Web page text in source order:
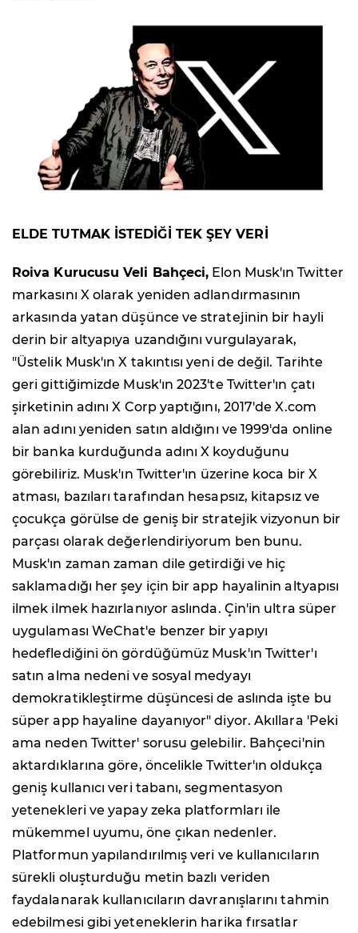
ELDE TUTMAK İSTEDİĞİ TEK ŞEY VERİ
Roiva Kurucusu Veli Bahçeci, Elon Musk'ın Twitter
markasını X olarak yeniden adlandırmasının
arkasında yatan düşünce ve stratejinin bir hayli
derin bir altyapıya uzandığını vurgulayarak,
"Üstelik Musk'ın X takıntısı yeni de değil. Tarihte
geri gittiğimizde Musk'ın 2023'te Twitter'ın çatı
şirketinin adını X Corp yaptığını, 2017'de X.com
alan adını yeniden satın aldığını ve 1999'da online
bir banka kurduğunda adını X koyduğunu
görebiliriz. Musk'ın Twitter'ın üzerine koca bir X
atması, bazıları tarafından hesapsız, kitapsız ve
çocukça görülse de geniş bir stratejik vizyonun bir
parçası olarak değerlendiriyorum ben bunu.
Musk'ın zaman zaman dile getirdiği ve hiç
saklamadığı her şey için bir app hayalinin altyapısı
ilmek ilmek hazırlanıyor aslında. Çin'in ultra süper
uygulaması WeChat'e benzer bir yapıyı
hedeflediğini ön gördüğümüz Musk'ın Twitter'ı
satın alma nedeni ve sosyal medyayı
demokratikleştirme düşüncesi de aslında işte bu
süper app hayaline dayanıyor" diyor. Akıllara 'Peki
ama neden Twitter' sorusu gelebilir. Bahçeci'nin
aktardıklarına göre, öncelikle Twitter'ın oldukça
geniş kullanıcı veri tabanı, segmentasyon
yetenekleri ve yapay zeka platformları ile
mükemmel uyumu, öne çıkan nedenler.
Platformun yapılandırılmış veri ve kullanıcıların
sürekli oluşturduğu metin bazlı veriden
faydalanarak kullanıcıların davranışlarını tahmin
edebilmesi gibi yeteneklerin harika fırsatlar